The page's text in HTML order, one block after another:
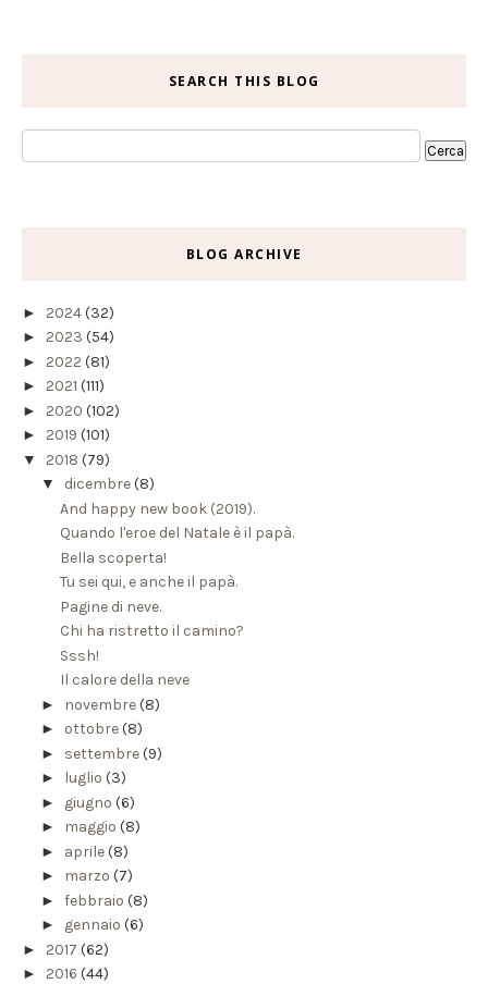
SEARCH THIS BLOG
BLOG ARCHIVE
► 2024(32)
► 2023 (54)
► 2022 (81)
► 2021 (111)
► 2020 (102)
► 2019 (101)
▼ 2018 (79)
▼ dicembre(8)
And happy new book (2019).
Quando l'eroe del Natale è il papà.
Bella scoperta!
Tu sei qui, e anche il papà.
Pagine di neve.
Chi ha ristretto il camino?
Sssh!
Il calore della neve
► novembre(8)
► ottobre(8)
► settembre(9)
► luglio (3)
► giugno (6)
► maggio (8)
► aprile(8)
► marzo (7)
► febbraio (8)
► gennaio (6)
► 2017 (62)
► 2016 (44)